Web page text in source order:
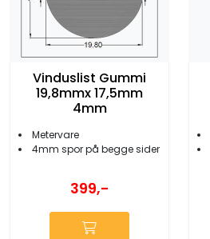
Vinduslist Gummi
19,8mmx 17,5mm
4mm
Metervare
4mm spor på begge sider
399,-